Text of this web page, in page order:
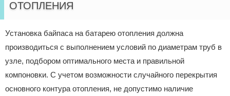
ОТОПЛЕНИЯ
Установка байпаса на батарею отопления должна
производиться с выполнением условий по диаметрам труб в
узле, подбором оптимального места и правильной
компоновки. С учетом возможности случайного перекрытия
основного контура отопления, не допустимо наличие